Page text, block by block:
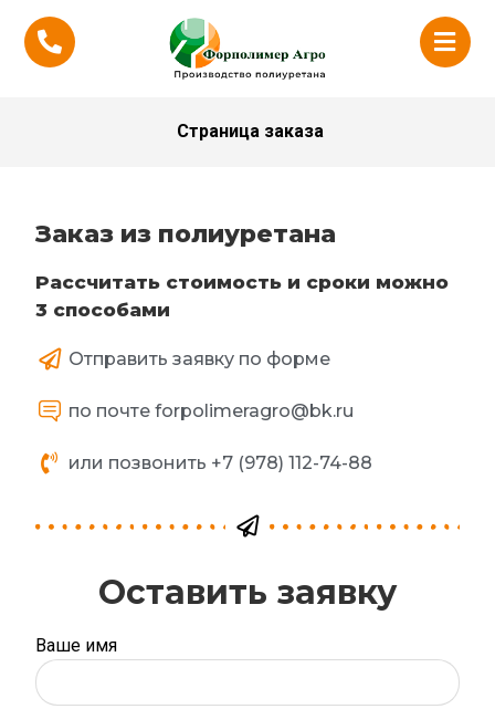
Страница заказа
Заказ из полиуретана
Расcчитать стоимость и сроки можно
3 способами
Отправить заявку по форме
по почте forpolimeragro@bk.ru
или позвонить +7 (978) 112-74-88
Оставить заявку
Ваше имя